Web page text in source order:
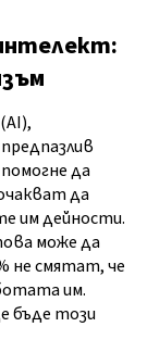
да
да
им дейности.
може да
не смятат, че
им.
бъде този